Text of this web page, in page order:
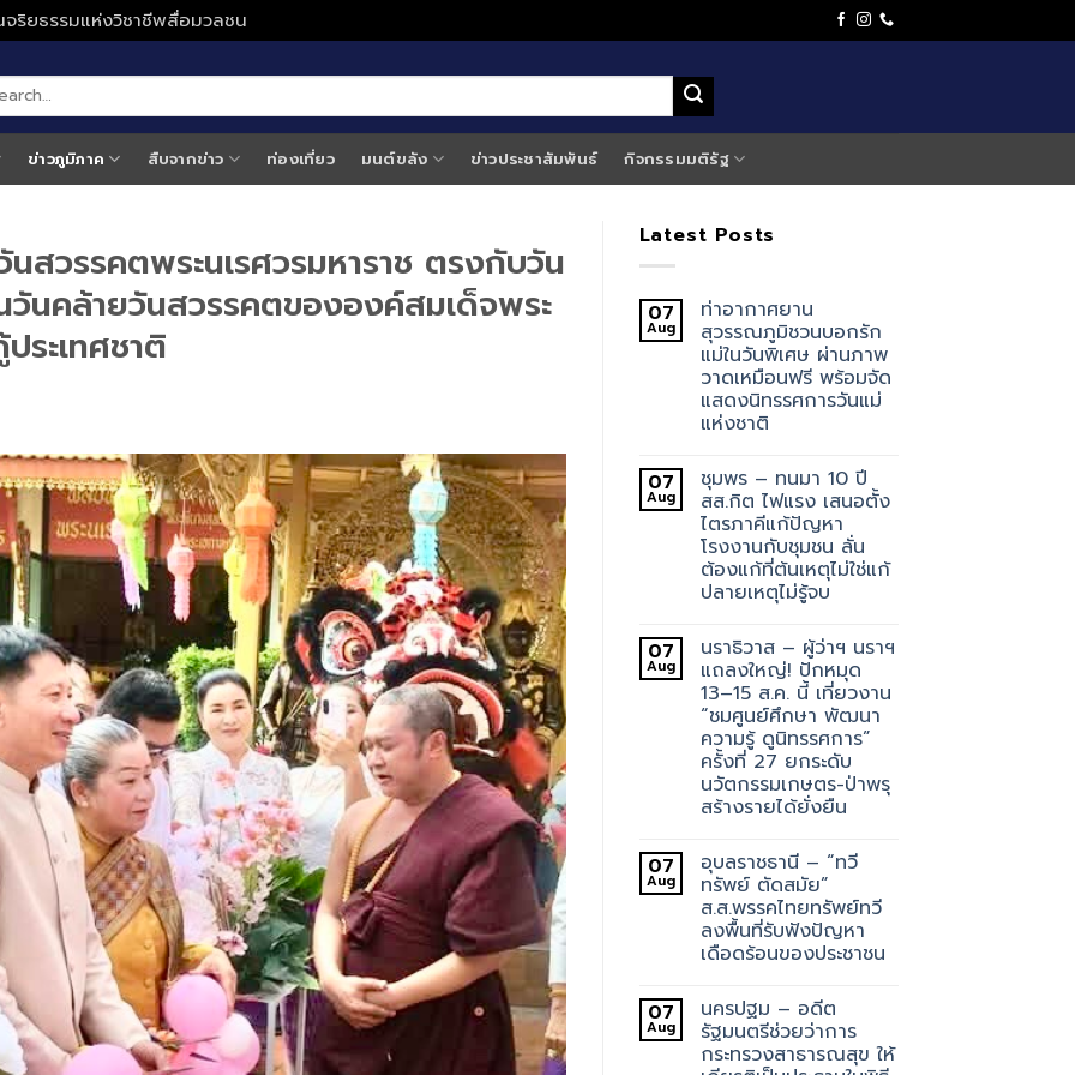
ริยธรรมแห่งวิชาชีพสื่อมวลชน
ข่าวภูมิภาค สืบจากข่าว ท่องเที่ยว มนต์ขลัง ข่าวประชาสัมพันธ์ กิจกรรมมติรัฐ
วรรคตพระนเรศวรมหาราช ตรงกับวัน
นคล้ายวันสวรรคตขององค์สมเด็จพระ
ระเทศชาติ
Latest Posts
07
Aug
ท่าอากาศยาน
สุวรรณภูมิชวนบอกรัก
แม่ในวันพิเศษ ผ่านภาพ
วาดเหมือนฟรี พร้อมจัด
แสดงนิทรรศการวันแม่
แห่งชาติ
07
Aug
ชุมพร – ทนมา 10 ปี
สส.กิต ไฟแรง เสนอตั้ง
ไตรภาคีแก้ปัญหา
โรงงานกับชุมชน ลั่น
ต้องแก้ที่ต้นเหตุไม่ใช่แก้
ปลายเหตุไม่รู้จบ
07
Aug
นราธิวาส – ผู้ว่าฯ นราฯ
แถลงใหญ่! ปักหมุด
13–15 ส.ค. นี้ เที่ยวงาน
“ชมศูนย์ศึกษา พัฒนา
ความรู้ ดูนิทรรศการ”
ครั้งที่ 27 ยกระดับ
นวัตกรรมเกษตร-ป่าพรุ
สร้างรายได้ยั่งยืน
07
Aug
อุบลราชธานี – “ทวี
ทรัพย์ ตัดสมัย”
ส.ส.พรรคไทยทรัพย์ทวี
ลงพื้นที่รับฟังปัญหา
เดือดร้อนของประชาชน
07
Aug
นครปฐม – อดีต
รัฐมนตรีช่วยว่าการ
กระทรวงสาธารณสุข ให้